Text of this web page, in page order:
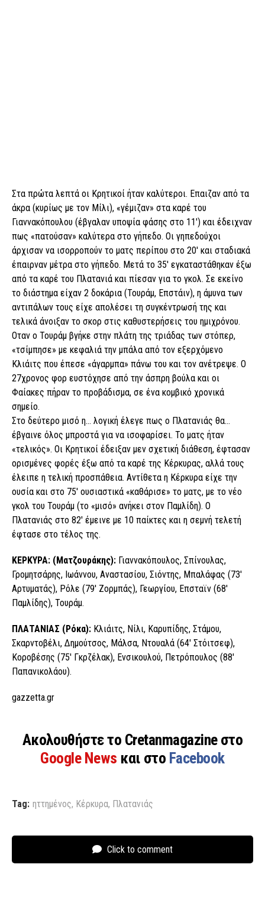
Στα πρώτα λεπτά οι Κρητικοί ήταν καλύτεροι. Επαιζαν από τα
άκρα (κυρίως με τον Μίλι), «γέμιζαν» στα καρέ του
Γιαννακόπουλου (έβγαλαν υποψία φάσης στο 11′) και έδειχναν
πως «πατούσαν» καλύτερα στο γήπεδο. Οι γηπεδούχοι
άρχισαν να ισορροπούν το ματς περίπου στο 20′ και σταδιακά
έπαιρναν μέτρα στο γήπεδο. Μετά το 35′ εγκαταστάθηκαν έξω
από τα καρέ του Πλατανιά και πίεσαν για το γκολ. Σε εκείνο
το διάστημα είχαν 2 δοκάρια (Τουράμ, Επστάιν), η άμυνα των
αντιπάλων τους είχε απολέσει τη συγκέντρωσή της και
τελικά άνοιξαν το σκορ στις καθυστερήσεις του ημιχρόνου.
Οταν ο Τουράμ βγήκε στην πλάτη της τριάδας των στόπερ,
«τσίμπησε» με κεφαλιά την μπάλα από τον εξερχόμενο
Κλιάιτς που έπεσε «άγαρμπα» πάνω του και τον ανέτρεψε. Ο
27χρονος φορ ευστόχησε από την άσπρη βούλα και οι
Φαίακες πήραν το προβάδισμα, σε ένα κομβικό χρονικά
σημείο.
Στο δεύτερο μισό η… λογική έλεγε πως ο Πλατανιάς θα…
έβγαινε όλος μπροστά για να ισοφαρίσει. Το ματς ήταν
«τελικός». Οι Κρητικοί έδειξαν μεν σχετική διάθεση, έφτασαν
ορισμένες φορές έξω από τα καρέ της Κέρκυρας, αλλά τους
έλειπε η τελική προσπάθεια. Αντίθετα η Κέρκυρα είχε την
ουσία και στο 75′ ουσιαστικά «καθάρισε» το ματς, με το νέο
γκολ του Τουράμ (το «μισό» ανήκει στον Παμλίδη). Ο
Πλατανιάς στο 82′ έμεινε με 10 παίκτες και η σεμνή τελετή
έφτασε στο τέλος της.
ΚΕΡΚΥΡΑ: (Ματζουράκης): Γιαννακόπουλος, Σπίνουλας,
Γρομητσάρης, Ιωάννου, Αναστασίου, Σιόντης, Μπαλάφας (73′
Αρτυματάς), Ρόλε (79′ Ζορμπάς), Γεωργίου, Επσταϊν (68′
Παμλίδης), Τουράμ.
ΠΛΑΤΑΝΙΑΣ (Ρόκα): Κλιάιτς, Νίλι, Καρυπίδης, Στάμου,
Σκαρντοβέλι, Δημούτσος, Μάλσα, Ντουαλά (64′ Στόιτσεφ),
Κοροβέσης (75′ Γκρζέλακ), Ενσικουλού, Πετρόπουλος (88′
Παπανικολάου).
gazzetta.gr
Ακολουθήστε το Cretanmagazine στο
Google News και στο Facebook
Tag: ηττημένος, Κέρκυρα, Πλατανιάς
Click to comment